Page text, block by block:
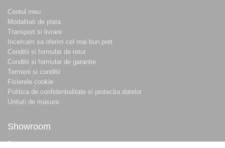
Contul meu
Modalitati de plata
Transport si livrare
Incercam sa oferim cel mai bun pret
Conditii si formular de retur
Conditii si formular de garantie
Termeni si conditii
Fisierele cookie
Politica de confidentialitate si protectia datelor
Unitati de masura
Showroom
Despre noi